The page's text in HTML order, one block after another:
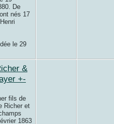
De
nés 17
le 29
&
+-
fils de
Richer et
1863